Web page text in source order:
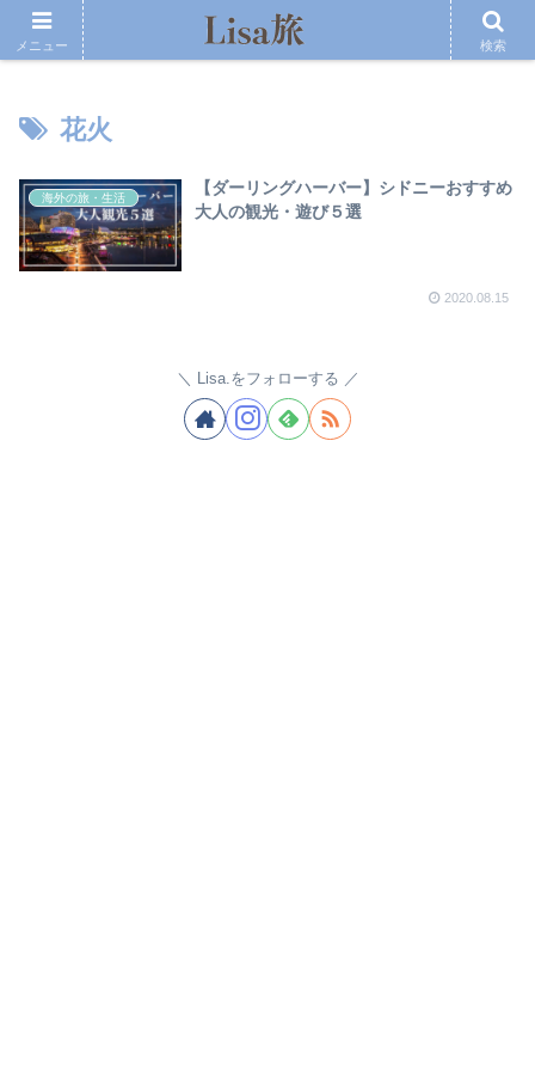
花火
海外の旅・生活
【ダーリングハーバー】シドニーおすすめ
大人の観光・遊び５選
2020.08.15
Lisa.をフォローする
メニュー 検索